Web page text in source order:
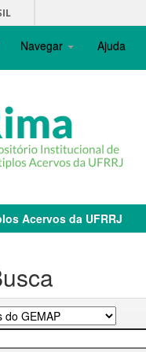
Navegar Ajuda
Acervos da UFRRJ